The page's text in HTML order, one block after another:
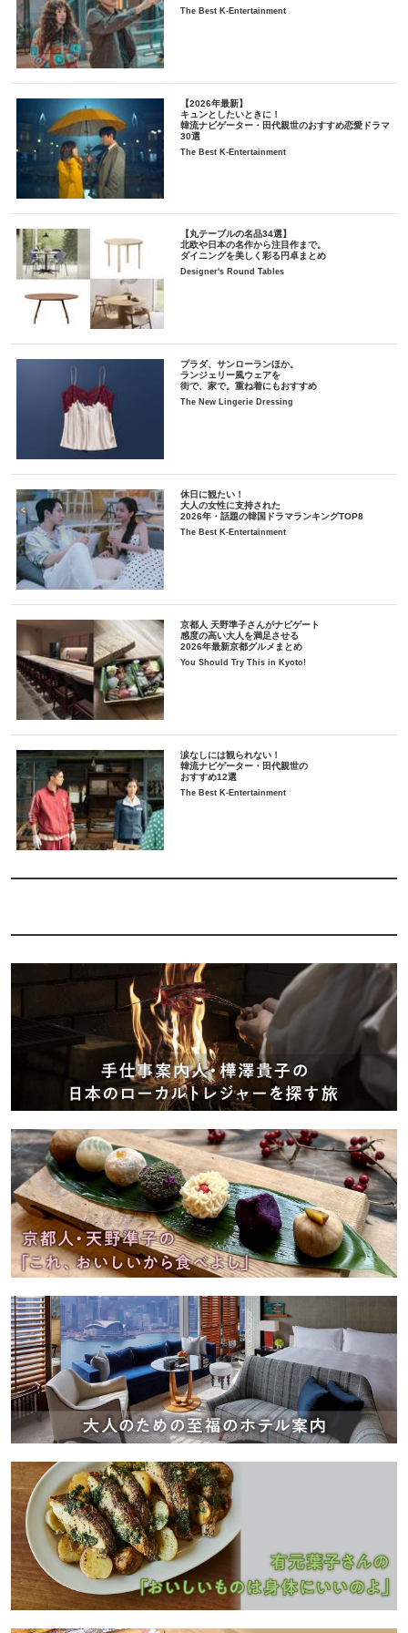
The Best K-Entertainment
【2026年最新】
キュンとしたいときに！
韓流ナビゲーター・田代親世のおすすめ恋愛ドラマ
30選
The Best K-Entertainment
【丸テーブルの名品34選】
北欧や日本の名作から注目作まで。
ダイニングを美しく彩る円卓まとめ
Designer's Round Tables
プラダ、サンローランほか。
ランジェリー風ウェアを
街で、家で。重ね着にもおすすめ
The New Lingerie Dressing
休日に観たい！
大人の女性に支持された
2026年・話題の韓国ドラマランキングTOP8
The Best K-Entertainment
京都人 天野準子さんがナビゲート
感度の高い大人を満足させる
2026年最新京都グルメまとめ
You Should Try This in Kyoto!
涙なしには観られない！
韓流ナビゲーター・田代親世の
おすすめ12選
The Best K-Entertainment